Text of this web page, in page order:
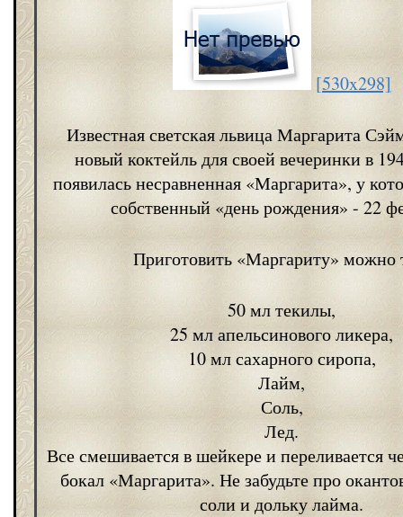
[530x298]
Известная светская львица Маргарита
новый коктейль для своей вечеринки в
появилась несравненная «Маргарита», у
собственный «день рождения» - 22
Приготовить «Маргариту» можно
50 мл текилы,
25 мл апельсинового ликера,
10 мл сахарного сиропа,
Лайм,
Соль,
Лед.
Все смешивается в шейкере и переливается
бокал «Маргарита». Не забудьте про
соли и дольку лайма.